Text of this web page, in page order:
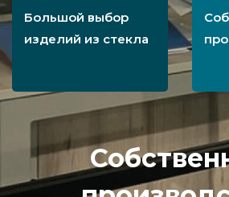
Большой выбор
изделий из стекла